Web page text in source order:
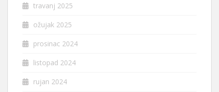
travanj 2025
ožujak 2025
prosinac 2024
listopad 2024
rujan 2024